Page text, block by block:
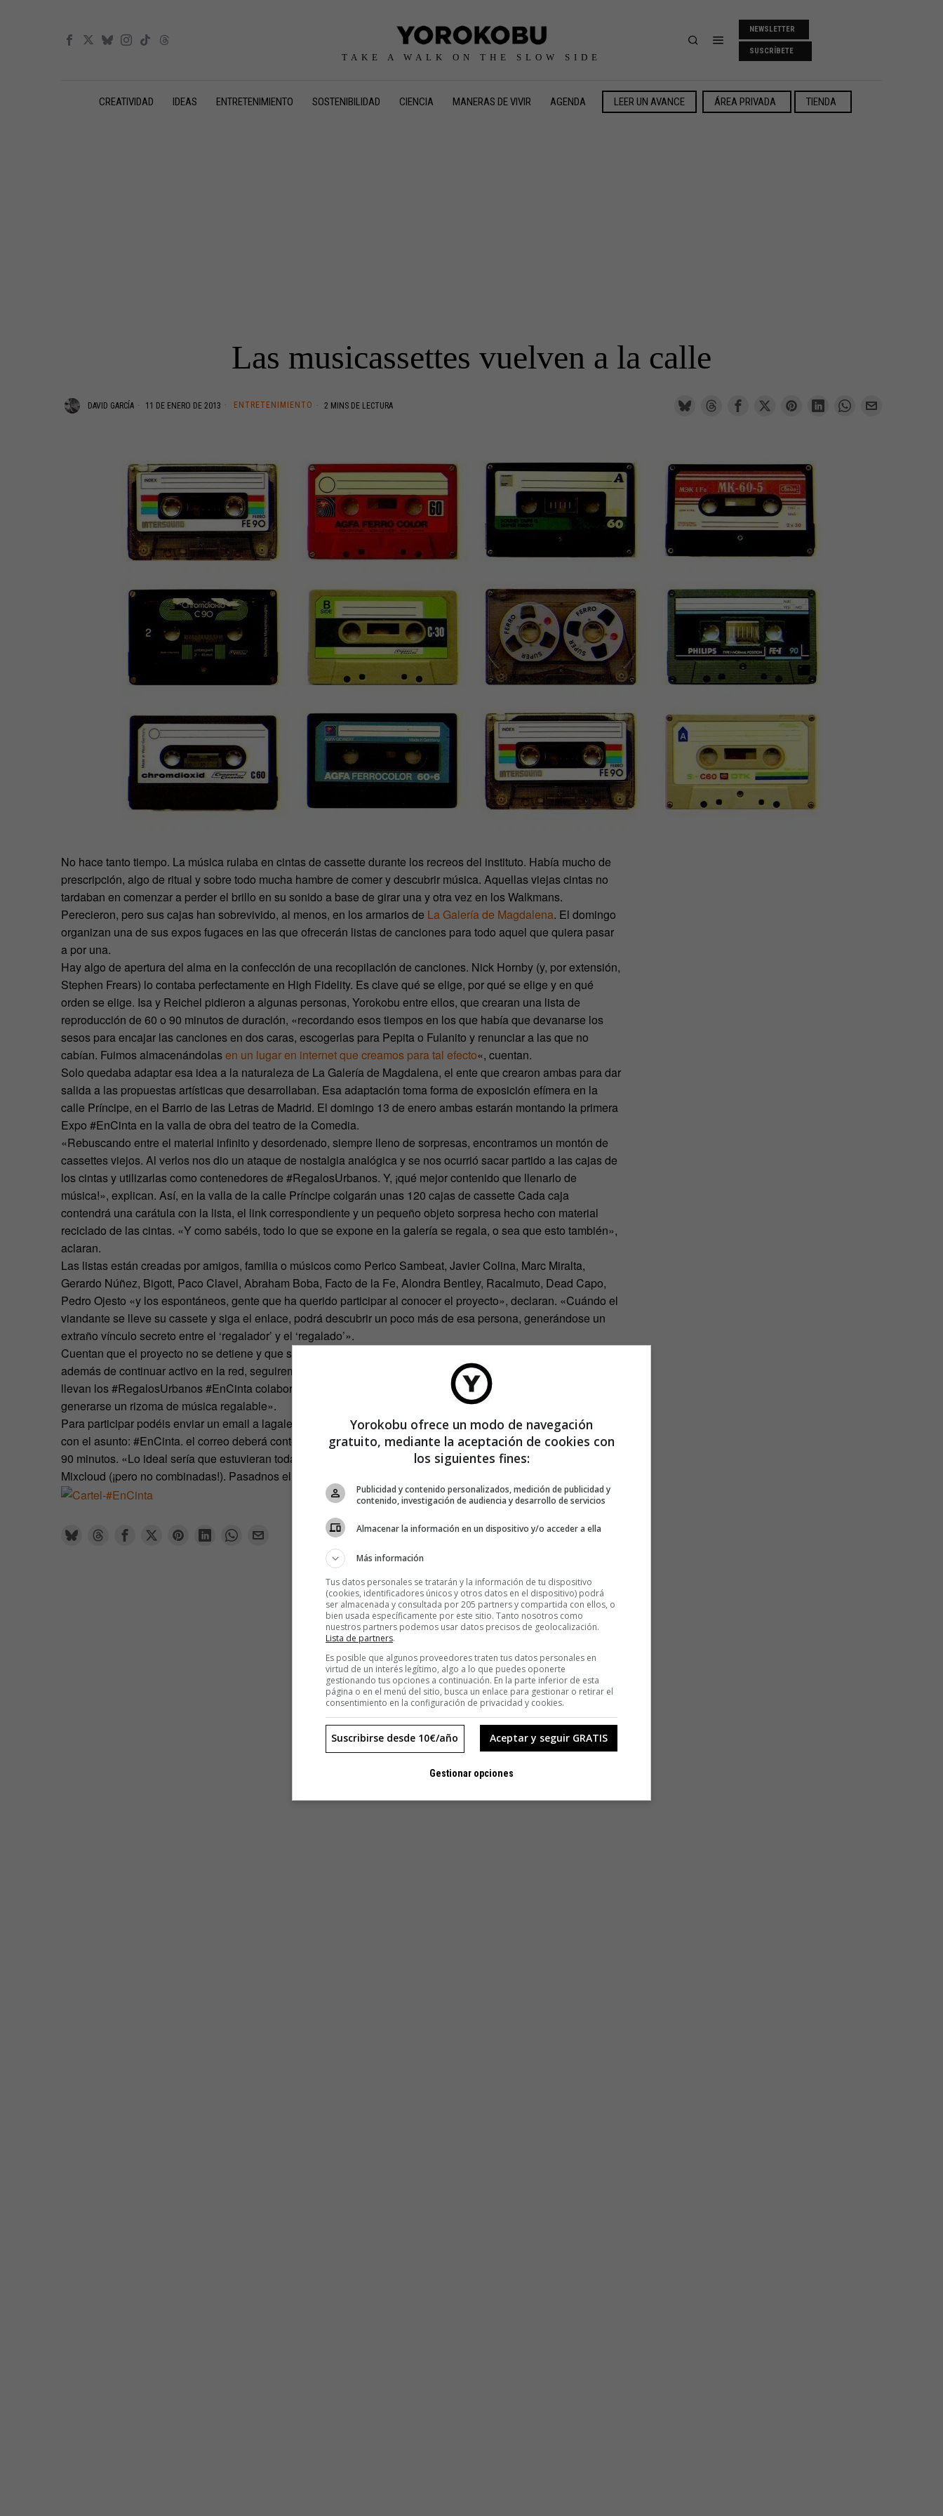
TAKE A WALK ON THE SLOW SIDE
NEWSLETTER
SUSCRÍBETE
CREATIVIDAD IDEAS ENTRETENIMIENTO SOSTENIBILIDAD CIENCIA MANERAS DE VIVIR AGENDA LEER UN AVANCE ÁREA PRIVADA TIENDA
Las musicassettes vuelven a la calle
DAVID GARCÍA 11 DE ENERO DE 2013 ENTRETENIMIENTO 2 MINS DE LECTURA
No hace tanto tiempo. La música rulaba en cintas de cassette durante los recreos del instituto. Había mucho de
prescripción, algo de ritual y sobre todo mucha hambre de comer y descubrir música. Aquellas viejas cintas no
tardaban en comenzar a perder el brillo en su sonido a base de girar una y otra vez en los Walkmans.
Perecieron, pero sus cajas han sobrevivido, al menos, en los armarios de La Galería de Magdalena. El domingo
organizan una de sus expos fugaces en las que ofrecerán listas de canciones para todo aquel que quiera pasar
a por una.
Hay algo de apertura del alma en la confección de una recopilación de canciones. Nick Hornby (y, por extensión,
Stephen Frears) lo contaba perfectamente en High Fidelity. Es clave qué se elige, por qué se elige y en qué
orden se elige. Isa y Reichel pidieron a algunas personas, Yorokobu entre ellos, que crearan una lista de
reproducción de 60 o 90 minutos de duración, «recordando esos tiempos en los que había que devanarse los
sesos para encajar las canciones en dos caras, escogerlas para Pepita o Fulanito y renunciar a las que no
cabían. Fuimos almacenándolasen un lugar en internet que creamos para tal efecto«, cuentan.
Solo quedaba adaptar esa idea a la naturaleza de La Galería de Magdalena, el ente que crearon ambas para dar
salida a las propuestas artísticas que desarrollaban. Esa adaptación toma forma de exposición efímera en la
calle Príncipe, en el Barrio de las Letras de Madrid. El domingo 13 de enero ambas estarán montando la primera
Expo #EnCinta en la valla de obra del teatro de la Comedia.
«Rebuscando entre el material infinito y desordenado, siempre lleno de sorpresas, encontramos un montón de
cassettes viejos. Al verlos nos dio un ataque de nostalgia analógica y se nos ocurrió sacar partido a las cajas de
los cintas y utilizarlas como contenedores de #RegalosUrbanos. Y, ¡qué mejor contenido que llenarlo de
música!», explican. Así, en la valla de la calle Príncipe colgarán unas 120 cajas de cassette Cada caja
contendrá una carátula con la lista, el link correspondiente y un pequeño objeto sorpresa hecho con material
reciclado de las cintas. «Y como sabéis, todo lo que se expone en la galería se regala, o sea que esto también»,
aclaran.
Las listas están creadas por amigos, familia o músicos como Perico Sambeat, Javier Colina, Marc Miralta,
Gerardo Núñez, Bigott, Paco Clavel, Abraham Boba, Facto de la Fe, Alondra Bentley, Racalmuto, Dead Capo,
Pedro Ojesto «y los espontáneos, gente que ha querido participar al conocer el proyecto», declaran. «Cuándo el
viandante se lleve su cassete y siga el enlace, podrá descubrir un poco más de esa persona, generándose un
extraño vínculo secreto entre el ‘regalador’ y el ‘regalado’».
Cuentan que el proyecto no se detiene y que siguen llegando listas de reproducción, «por lo que seguramente,
además de continuar activo en la red, seguiremos regalando música. Nos encantaría que las personas que se
llevan los #RegalosUrbanos #EnCinta colaborasen en el proyecto y se animaran a participar pudiendo
generarse un rizoma de música regalable».
Para participar podéis enviar un email a lagaleriademusica@gmail.com o a lagaleriademagdalena@gmail.com
con el asunto: #EnCinta. el correo deberá contener una lista de reproducción de duración máxima 60 minutos o
90 minutos. «Lo ideal sería que estuvieran todas las canciones en Spotify , o todas en Grooveshark, o en
Mixcloud (¡pero no combinadas!). Pasadnos el link para poderlas subir a lagaleriademusica.tumblr.com».
Yorokobu ofrece un modo de navegación
gratuito, mediante la aceptación de cookies con
los siguientes fines:
Publicidad y contenido personalizados, medición de publicidad y
contenido, investigación de audiencia y desarrollo de servicios
Almacenar la información en un dispositivo y/o acceder a ella
Más información
Tus datos personales se tratarán y la información de tu dispositivo
(cookies, identificadores únicos y otros datos en el dispositivo) podrá
ser almacenada y consultada por 205 partners y compartida con ellos, o
bien usada específicamente por este sitio. Tanto nosotros como
nuestros partners podemos usar datos precisos de geolocalización.
Lista de partners.
Es posible que algunos proveedores traten tus datos personales en
virtud de un interés legítimo, algo a lo que puedes oponerte
gestionando tus opciones a continuación. En la parte inferior de esta
página o en el menú del sitio, busca un enlace para gestionar o retirar el
consentimiento en la configuración de privacidad y cookies.
Aceptar y seguir GRATIS
Suscribirse desde 10€/año
Gestionar opciones